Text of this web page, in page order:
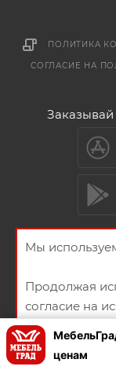
ПОЛИТИКА
СОГЛАСИЕ НА
Мы
Продолжая
согласие на
политикой
ценам